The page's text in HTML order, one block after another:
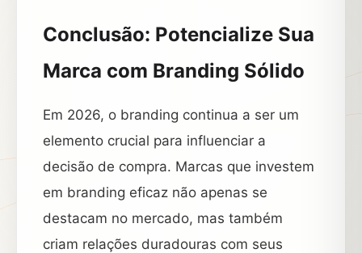
Conclusão: Potencialize Sua
Marca com Branding Sólido
Em 2026, o branding continua a ser um
elemento crucial para influenciar a
decisão de compra. Marcas que investem
em branding eficaz não apenas se
destacam no mercado, mas também
criam relações duradouras com seus